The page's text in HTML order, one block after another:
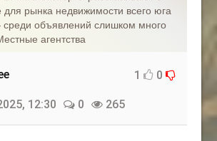
для рынка недвижимости всего юга
объявлений слишком много
агентства
1 0
12:30 0 265